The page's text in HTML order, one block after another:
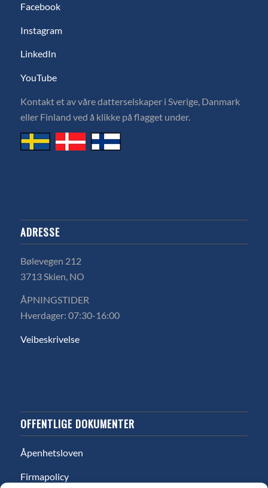
Facebook
Instagram
LinkedIn
YouTube
Kontakt et av våre datterselskaper i Sverige, Danmark
eller Finland ved å klikke på flagget under.
ADRESSE
Bølevegen 212
3713 Skien, NO
ÅPNINGSTIDER
Hverdager: 07:30-16:00
Veibeskrivelse
OFFENTLIGE DOKUMENTER
Åpenhetsloven
Firmapolicy